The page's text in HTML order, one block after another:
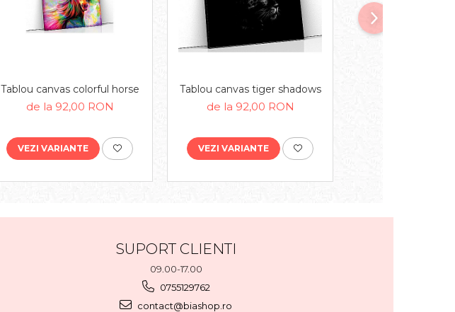
Tablou canvas colorful horse
de la 92,00 RON
VEZI VARIANTE
Tablou canvas tiger shadows
de la 92,00 RON
VEZI VARIANTE
SUPORT CLIENTI
09.00-17.00
0755129762
contact@biashop.ro